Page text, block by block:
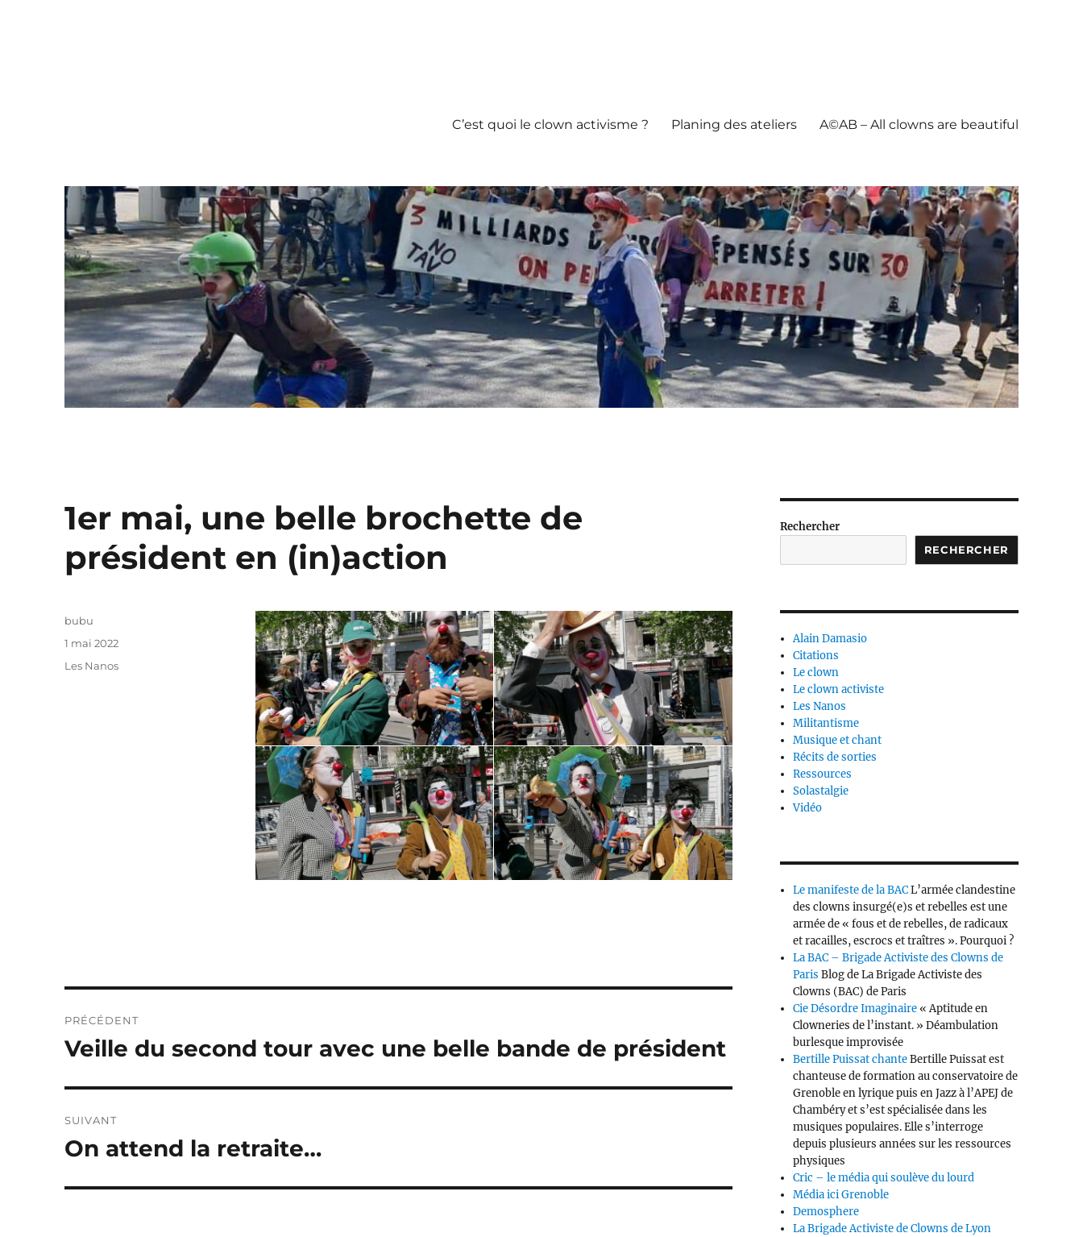
C’est quoi le clown activisme ? Planing des ateliers A©AB – All clowns are beautiful
1er mai, une belle brochette de
président en (in)action
Auteur
bubu
Publié
1 mai 2022
Catégories
Les Nanos
de
PRÉCÉDENT
Publication
Veille du second tour avec une belle bande de président
SUIVANT
Publication
On attend la retraite…
Rechercher
RECHERCHER
Alain Damasio
Citations
Le clown
Le clown activiste
Les Nanos
Militantisme
Musique et chant
Récits de sorties
Ressources
Solastalgie
Vidéo
Le manifeste de la BACL’armée clandestine
des clowns insurgé(e)s et rebelles est une
armée de « fous et de rebelles, de radicaux
et racailles, escrocs et traîtres ». Pourquoi ?
La BAC – Brigade Activiste des Clowns de
Paris Blog de La Brigade Activiste des
Clowns (BAC) de Paris
Cie Désordre Imaginaire« Aptitude en
Clowneries de l’instant. » Déambulation
burlesque improvisée
Bertille Puissat chanteBertille Puissat est
chanteuse de formation au conservatoire de
Grenoble en lyrique puis en Jazz à l’APEJ de
Chambéry et s’est spécia­lisée dans les
musiques populaires. Elle s’interroge
depuis plusieurs années sur les ressources
physiques
Cric – le média qui soulève du lourd
Média ici Grenoble
Demosphere
La Brigade Activiste de Clowns de Lyon